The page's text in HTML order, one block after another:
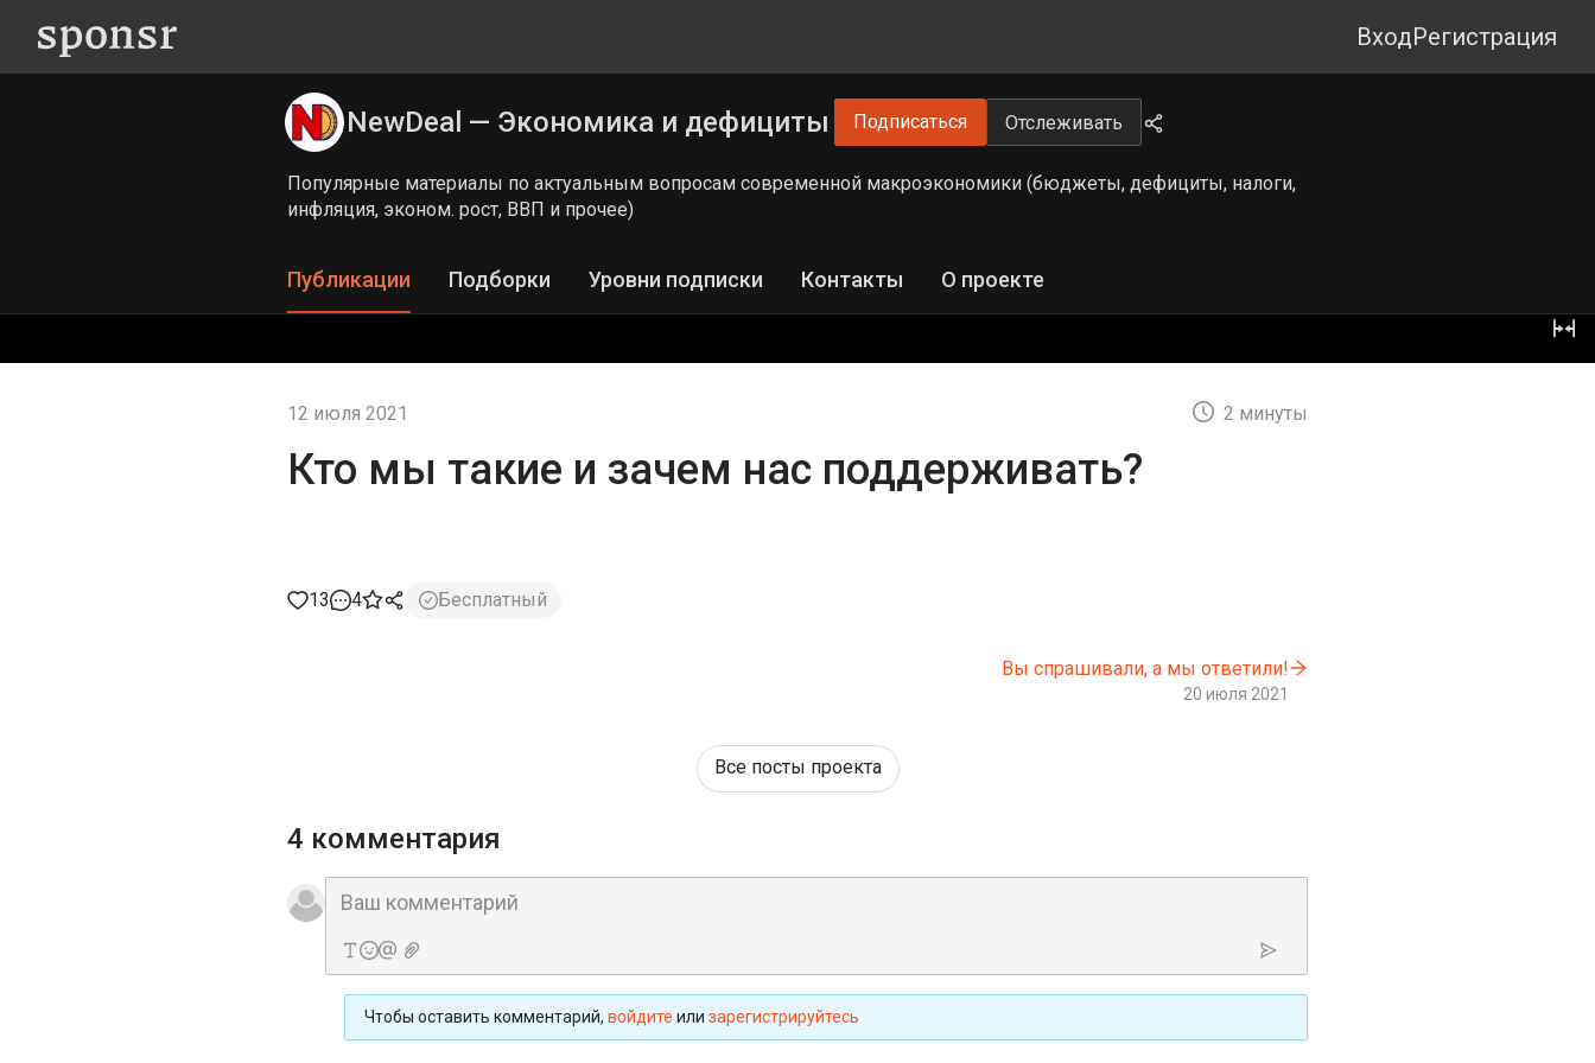
ВходРегистрация
NewDeal — Экономика и дефициты Подписаться Отслеживать
Популярные материалы по актуальным вопросам современной макроэкономики (бюджеты, дефициты, налоги,
инфляция, эконом. рост, ВВП и прочее)
Публикации Подборки Уровни подписки Контакты О проекте
12 июля 2021 2 минуты
Кто мы такие и зачем нас поддерживать?
13 4 Бесплатный
Вы спрашивали, а мы ответили!
20 июля 2021
Все посты проекта
4 комментария
Чтобы оставить комментарий, войдите или зарегистрируйтесь